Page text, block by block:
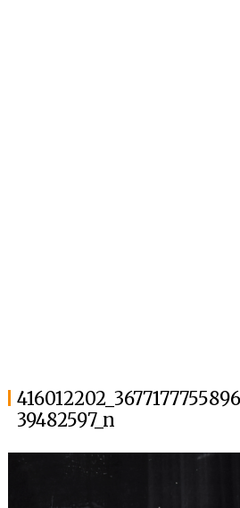
39482597_n